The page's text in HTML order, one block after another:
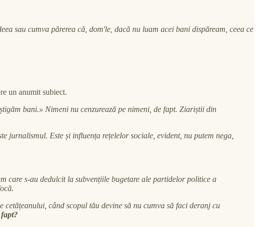
sau cumva părerea că, dom'le, dacă nu luam acei bani dispăream, ceea ce
un anumit subiect.
bani.» Nimeni nu cenzurează pe nimeni, de fapt. Ziariștii din
jurnalismul. Este și influența rețelelor sociale, evident, nu putem nega,
care s-au dedulcit la subvențiile bugetare ale partidelor politice a
când scopul tău devine să nu cumva să faci deranj cu
fapt?